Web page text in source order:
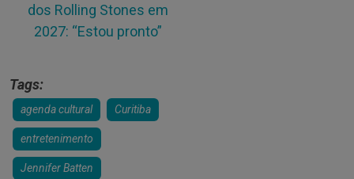
dos Rolling Stones em
2027: “Estou pronto”
Tags:
agenda cultural Curitiba
entretenimento
Jennifer Batten